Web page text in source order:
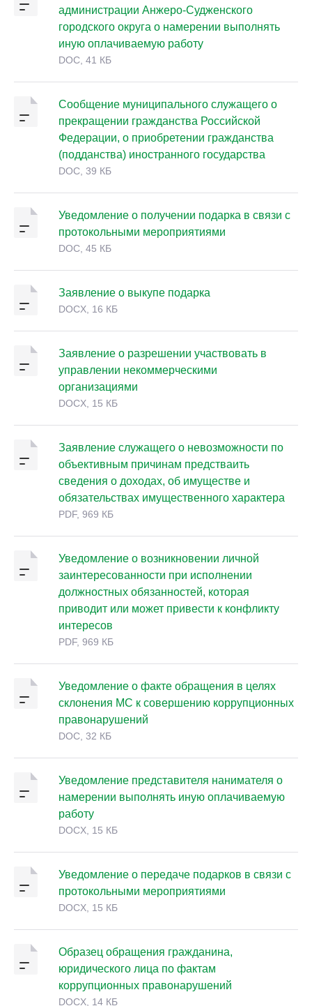
администрации Анжеро-Судженского
городского округа о намерении выполнять
иную оплачиваемую работу
DOC, 41 КБ
Сообщение муниципального служащего о
прекращении гражданства Российской
Федерации, о приобретении гражданства
(подданства) иностранного государства
DOC, 39 КБ
Уведомление о получении подарка в связи с
протокольными мероприятиями
DOC, 45 КБ
Заявление о выкупе подарка
DOCX, 16 КБ
Заявление о разрешении участвовать в
управлении некоммерческими
организациями
DOCX, 15 КБ
Заявление служащего о невозможности по
объективным причинам предстваить
сведения о доходах, об имуществе и
обязательствах имущественного характера
PDF, 969 КБ
Уведомление о возникновении личной
заинтересованности при исполнении
должностных обязанностей, которая
приводит или может привести к конфликту
интересов
PDF, 969 КБ
Уведомление о факте обращения в целях
склонения МС к совершению коррупционных
правонарушений
DOC, 32 КБ
Уведомление представителя нанимателя о
намерении выполнять иную оплачиваемую
работу
DOCX, 15 КБ
Уведомление о передаче подарков в связи с
протокольными мероприятиями
DOCX, 15 КБ
Образец обращения гражданина,
юридического лица по фактам
коррупционных правонарушений
DOCX, 14 КБ